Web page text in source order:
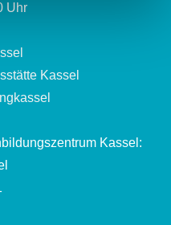
Uhr
Kassel
Kassel: